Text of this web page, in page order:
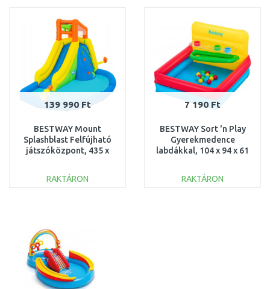
139 990 Ft
BESTWAY Mount
Splashblast Felfújható
játszóközpont, 435 x
RAKTÁRON
7 190 Ft
BESTWAY Sort 'n Play
Gyerekmedence
labdákkal, 104 x 94 x 61
RAKTÁRON